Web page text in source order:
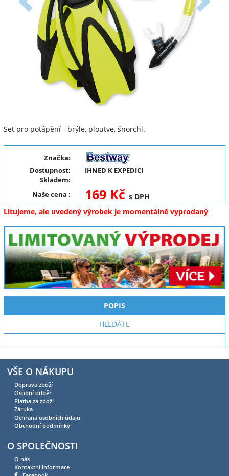
Předchozí Další
Set pro potápění - brýle, ploutve, šnorchl.
Značka:
Dostupnost:
IHNED K EXPEDICI
Skladem:
Naše cena : 169 Kč s DPH
Litujeme, ale uvedený výrobek je momentálně vyprodaný
POPIS
HLEDÁTE
VŠE O NÁKUPU
Doprava zboží
Osobní odběr
Platba za zboží
Záruka
Ochrana osobních údajů
Obchodní podmínky
O SPOLEČNOSTI
O nás
Kontaktní informace